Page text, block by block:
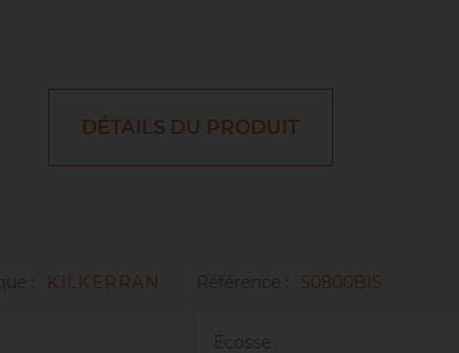
DÉTAILS DU PRODUIT
KILKERRAN 50800BIS